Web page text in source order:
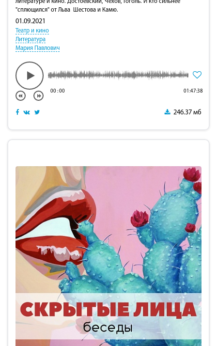
литературе и кино. Достоевский, Чехов, Гоголь. И кто сильнее
"сплющился" от Льва Шестова и Камю.
01.09.2021
Театр и кино
Литература
Мария Павлович
00:00 01:47:38
246.37 мб